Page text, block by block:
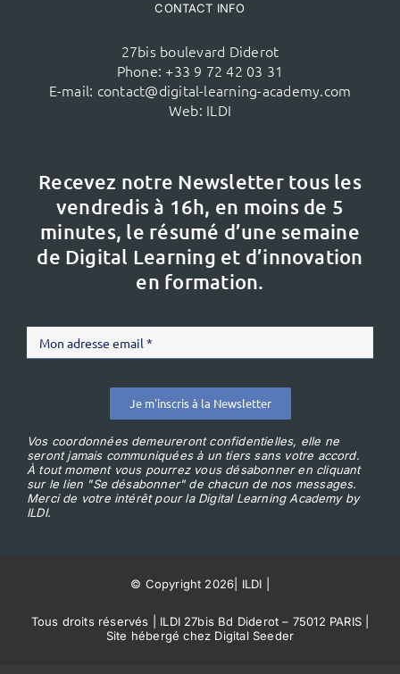
CONTACT INFO
27bis boulevard Diderot
Phone: +33 9 72 42 03 31
E-mail: contact@digital-learning-academy.com
Web: ILDI
Recevez notre Newsletter tous les
vendredis à 16h, en moins de 5
minutes, le résumé d’une semaine
de Digital Learning et d’innovation
en formation.
Je m'inscris à la Newsletter
Vos coordonnées demeureront confidentielles, elle ne
seront jamais communiquées à un tiers sans votre accord.
À tout moment vous pourrez vous désabonner en cliquant
sur le lien "Se désabonner" de chacun de nos messages.
Merci de votre intérêt pour la Digital Learning Academy by
ILDI.
© Copyright 2026 ILDI
Tous droits réservés | ILDI 27bis Bd Diderot – 75012 PARIS |
Site hébergé chez Digital Seeder